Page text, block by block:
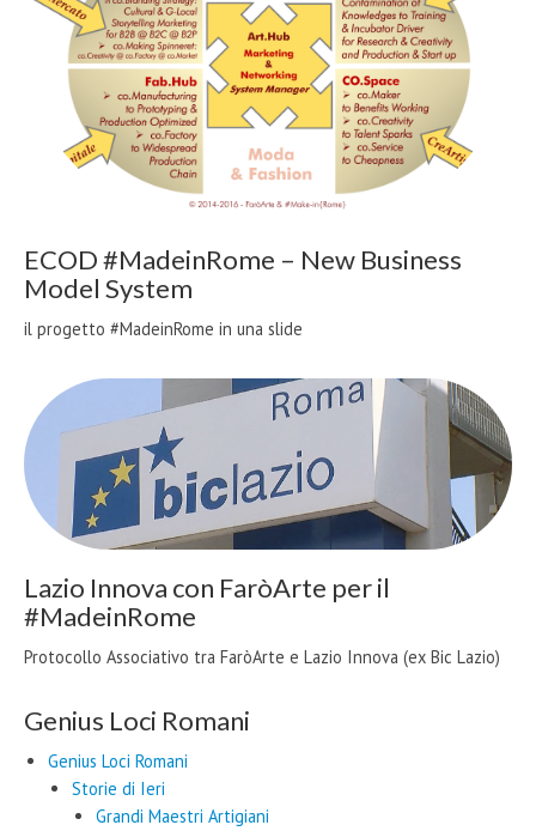
ECOD #MadeinRome – New Business
Model System
il progetto #MadeinRome in una slide
Lazio Innova con FaròArte per il
#MadeinRome
Protocollo Associativo tra FaròArte e Lazio Innova (ex Bic Lazio)
Genius Loci Romani
Genius Loci Romani
Storie di Ieri
Grandi Maestri Artigiani